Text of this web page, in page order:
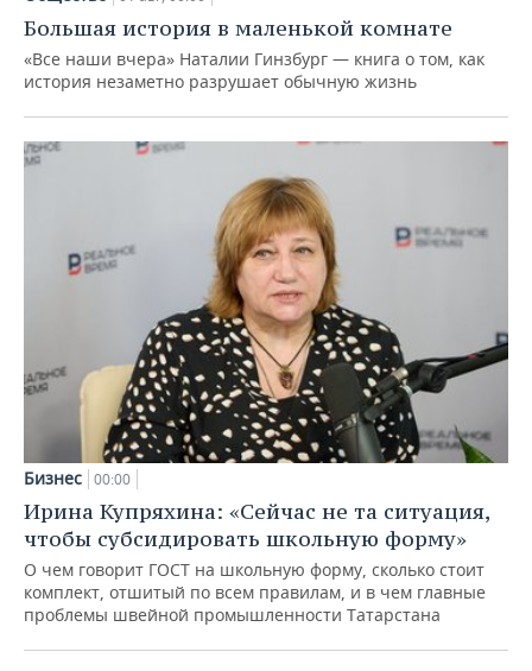
Большая история в маленькой комнате
«Все наши вчера» Наталии Гинзбург — книга о том, как
история незаметно разрушает обычную жизнь
Бизнес 00:00
Ирина Купряхина: «Сейчас не та ситуация,
чтобы субсидировать школьную форму»
О чем говорит ГОСТ на школьную форму, сколько стоит
комплект, отшитый по всем правилам, и в чем главные
проблемы швейной промышленности Татарстана